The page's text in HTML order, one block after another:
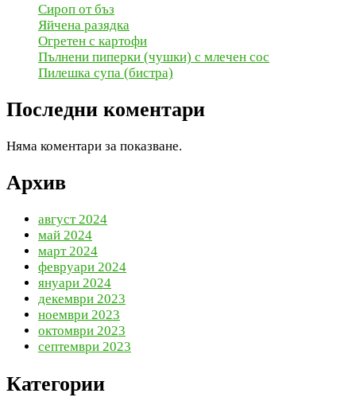
Сироп от бъз
Яйчена разядка
Огретен с картофи
Пълнени пиперки (чушки) с млечен сос
Пилешка супа (бистра)
Последни коментари
Няма коментари за показване.
Архив
август 2024
май 2024
март 2024
февруари 2024
януари 2024
декември 2023
ноември 2023
октомври 2023
септември 2023
Категории